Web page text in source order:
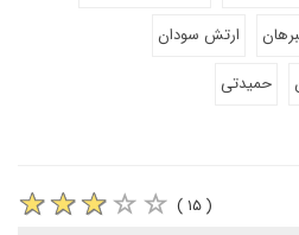
ارتش سودان
حمیدتی
( ۱۵ )